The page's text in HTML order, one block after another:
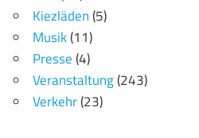
Kiezläden(5)
Musik(11)
Presse(4)
Veranstaltung(243)
Verkehr(23)